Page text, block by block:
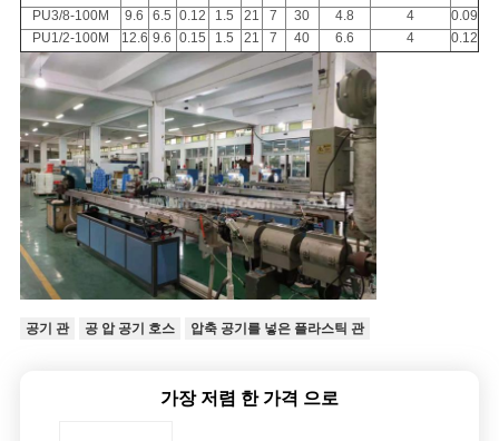
PU3/8-100M
9.6 6.5 0.12 1.5 21 7 30 4.8 4
0.09
PU1/2-100M
12.6 9.6 0.15 1.5 21 7 40 6.6 4 0.12
공기 관 공 압 공기 호스 압축 공기를 넣은 플라스틱 관
가장 저렴 한 가격 으로